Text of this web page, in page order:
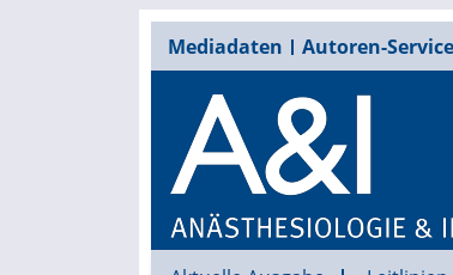
Mediadaten Autoren-Service